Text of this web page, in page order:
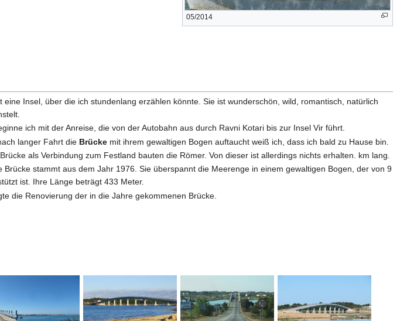
05/2014
eine Insel, über die ich stundenlang erzählen könnte. Sie ist wunderschön, wild, romantisch, natürlich
ich mit der Anreise, die von der Autobahn aus durch Ravni Kotari bis zur Insel Vir führt.
langer Fahrt die Brückemit ihrem gewaltigen Bogen auftaucht weiß ich, dass ich bald zu Hause bin.
als Verbindung zum Festland bauten die Römer. Von dieser ist allerdings nichts erhalten. km lang.
Brücke stammt aus dem Jahr 1976. Sie überspannt die Meerenge in einem gewaltigen Bogen, der von 9
ist. Ihre Länge beträgt 433 Meter.
die Renovierung der in die Jahre gekommenen Brücke.